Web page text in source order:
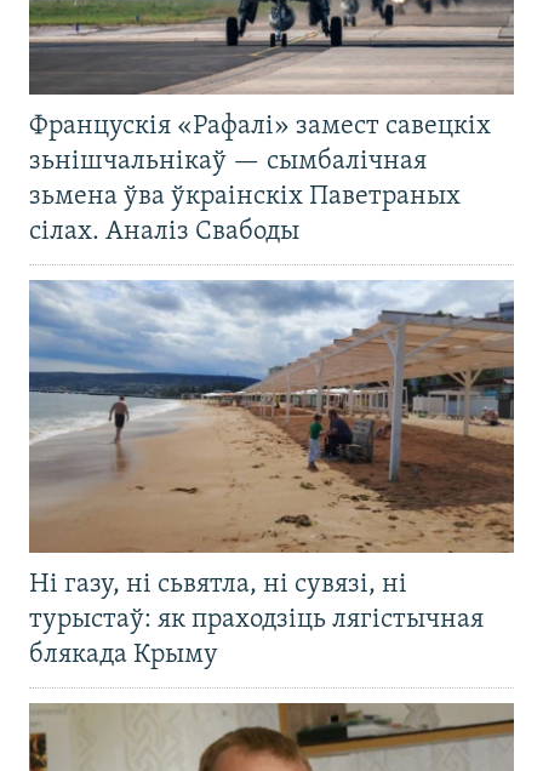
Францускія «Рафалі» замест савецкіх
зьнішчальнікаў — сымбалічная
зьмена ўва ўкраінскіх Паветраных
сілах. Аналіз Свабоды
Ні газу, ні сьвятла, ні сувязі, ні
турыстаў: як праходзіць лягістычная
блякада Крыму